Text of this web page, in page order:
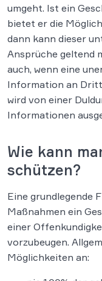
umgeht. Ist ein
bietet er die
dann kann dieser
Ansprüche geltend
auch, wenn eine
Information an
wird von einer
Informationen
Wie kann
schützen?
Eine grundlegende
Maßnahmen ein
einer
vorzubeugen.
Möglichkeiten an: